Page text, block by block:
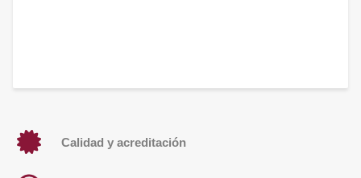
Calidad y acreditación